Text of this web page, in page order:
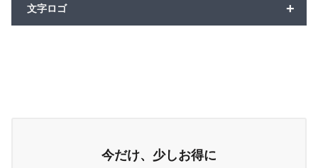
+
文字ロゴ
今だけ、少しお得に